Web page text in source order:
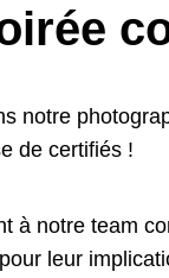
notre
de certifiés !
à notre team
pour leur